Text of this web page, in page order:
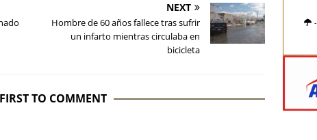
NEXT
Hombre de 60 años fallece tras sufrir
un infarto mientras circulaba en
bicicleta
TO COMMENT
-